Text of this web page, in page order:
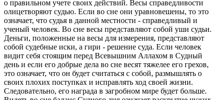
о правильном учете своих действий. Весы справедливости
олицетворяют судью. Если во сне они уравновешены, то это
означает, что судья в данной местности - справедливый и
ученый человек. Во сне весы представляют собой уши судьи.
Деньги, положенные на весы для измерения, представляют
собой судебные иски, а гири - решение суда. Если человек
видит себя стоящим перед Всевышним Аллахом в Судный
день и если его добрые дела во сне весят тяжелее его грехов,
это означает, что он будет считаться с собой, размышлять о
своих плохих поступках и исправлять ход своей жизни.
Следовательно, его награда в загробном мире будет больше.